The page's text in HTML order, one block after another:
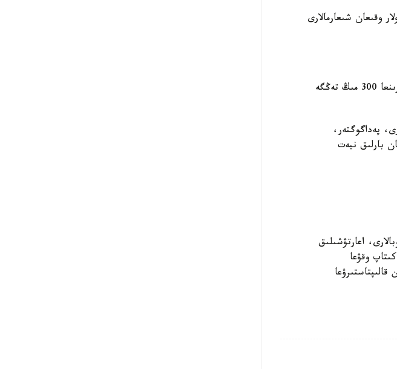
ودان كەيىن ولار وقىعان شىعارمالارى
- ءبىرىنشى ورىنعا - 600 مىڭ تەڭگە، ەكىنشى ورىنعا - 450 مىڭ تەڭگە، ءۇشىنشى ورىنعا 300 مىڭ تەڭگە
پەداگوگتەر،
بارلىق نيەت
اعارتۋشىلىق
وقۋعا